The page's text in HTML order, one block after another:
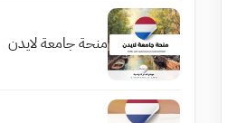
منحة جامعة لايدن